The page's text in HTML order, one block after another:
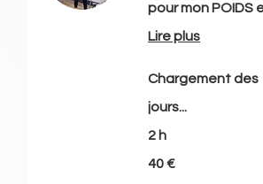
pour mon POIDS
Lire plus
Chargement des
jours...
2 h
euros
40 €